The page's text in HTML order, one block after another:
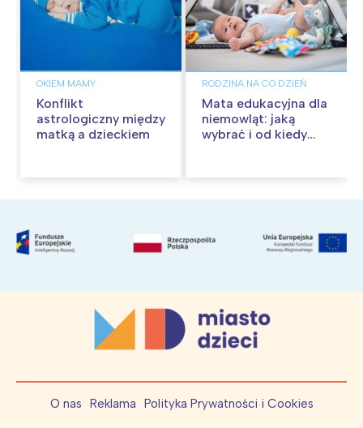
OKIEM MAMY
Konflikt
astrologiczny między
matką a dzieckiem
RODZINA NA CO DZIEŃ
Mata edukacyjna dla
niemowląt: jaką
wybrać i od kiedy
O nas Reklama Polityka Prywatności i Cookies